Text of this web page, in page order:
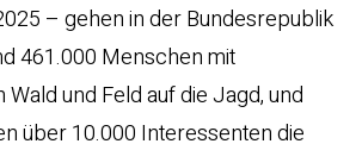
– gehen in der Bundesrepublik
461.000 Menschen mit
und Feld auf die Jagd, und
über 10.000 Interessenten die